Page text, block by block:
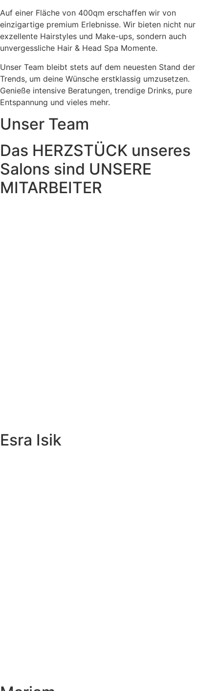
Auf einer Fläche von 400qm erschaffen wir von
einzigartige premium Erlebnisse. Wir bieten nicht nur
exzellente Hairstyles und Make-ups, sondern auch
unvergessliche Hair & Head Spa Momente.
Unser Team bleibt stets auf dem neuesten Stand der
Trends, um deine Wünsche erstklassig umzusetzen.
Genieße intensive Beratungen, trendige Drinks, pure
Entspannung und vieles mehr.
Unser Team
Das HERZSTÜCK unseres
Salons sind UNSERE
MITARBEITER
Esra Isik